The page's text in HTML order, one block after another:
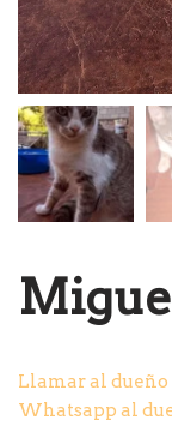
Llamar al dueño
Whatsapp al